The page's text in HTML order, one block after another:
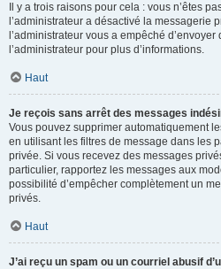
Il y a trois raisons pour cela : vous n’êtes
l’administrateur a désactivé la messagerie
l’administrateur vous a empêché
l’administrateur pour plus d’informations.
Haut
Je reçois sans arrêt des messages
Vous pouvez supprimer automatiquement
en utilisant les filtres de message dans les
privée. Si vous recevez des messages
particulier, rapportez les messages aux
possibilité d’empêcher complètement un
privés.
Haut
J’ai reçu un spam ou un courriel abusif